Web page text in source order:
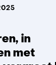
in
met